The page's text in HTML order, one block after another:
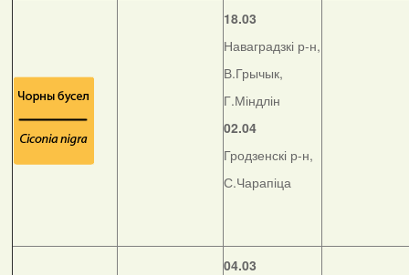
18.03
Наваградзкі р-н,
В.Грычык,
Г.Міндлін
02.04
Гродзенскі р-н,
С.Чарапіца
04.03